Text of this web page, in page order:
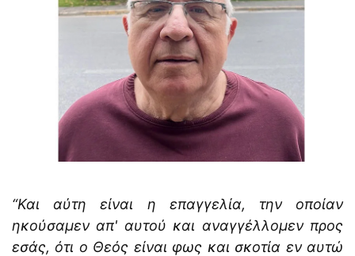
“Και αύτη είναι η επαγγελία, την οποίαν
ηκούσαμεν απ' αυτού και αναγγέλλομεν προς
εσάς, ότι ο Θεός είναι φως και σκοτία εν αυτώ